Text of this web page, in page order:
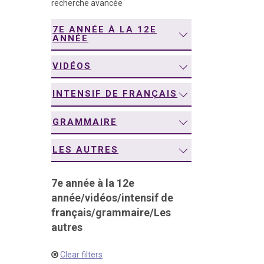
recherche avancée
7E ANNÉE À LA 12E
ANNÉE
VIDÉOS
INTENSIF DE FRANÇAIS
GRAMMAIRE
LES AUTRES
7e année à la 12e
année/vidéos/intensif de
français/grammaire/Les
autres
Clear filters